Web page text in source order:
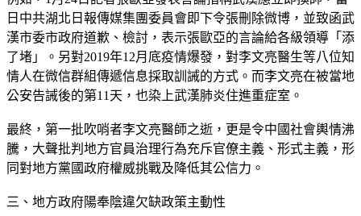
日中共湖北日報傳媒集團委員會即下令張刪除微博，並致函武
漢市委市政府道歉、檢討，表示張歐亞的言論給各級領導「添
了堵」。另對2019年12月底疫情爆發，對李文亮醫生等八位知
情人在微信群組傳遞信息採取訓誡的方式。而李文亮在被當地
公安告誡後的第11天，也染上武漢肺炎住進重症室。
最終，第一批吹哨者李文亮醫師之逝，更是令中國社會輿情沸
騰，大聲批判地方官員治理行為充斥官僚主義、形式主義，形
同對地方黨國政府權威挑戰及降低其公信力。
三、地方政府陽奉陰違欠缺政策主動性